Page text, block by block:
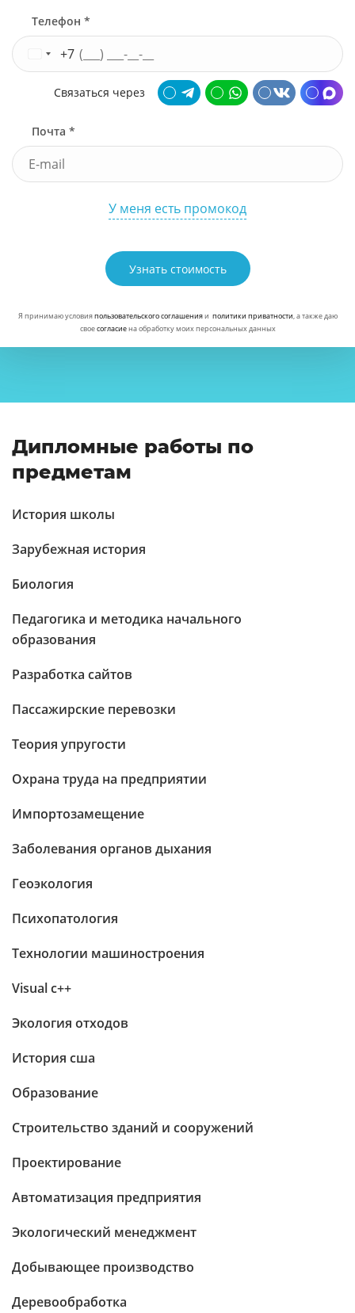
Телефон *
+7
Связаться через
Почта *
У меня есть промокод
Узнать стоимость
Я принимаю условияпользовательского соглашенияи политики приватности, а также даю
своесогласиена обработку моих персональных данных
Дипломные работы по
предметам
История школы
Зарубежная история
Биология
Педагогика и методика начального
образования
Разработка сайтов
Пассажирские перевозки
Теория упругости
Охрана труда на предприятии
Импортозамещение
Заболевания органов дыхания
Геоэкология
Психопатология
Технологии машиностроения
Visual c++
Экология отходов
История сша
Образование
Строительство зданий и сооружений
Проектирование
Автоматизация предприятия
Экологический менеджмент
Добывающее производство
Деревообработка